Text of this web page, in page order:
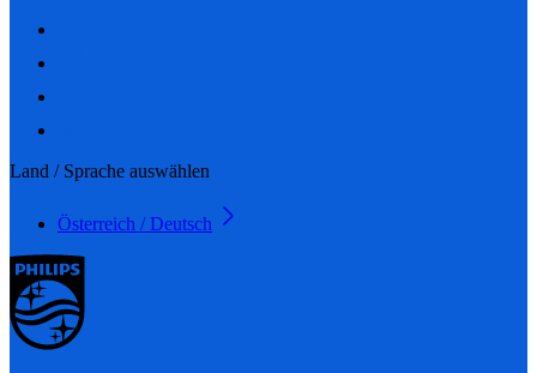
Land / Sprache auswählen
Österreich / Deutsch